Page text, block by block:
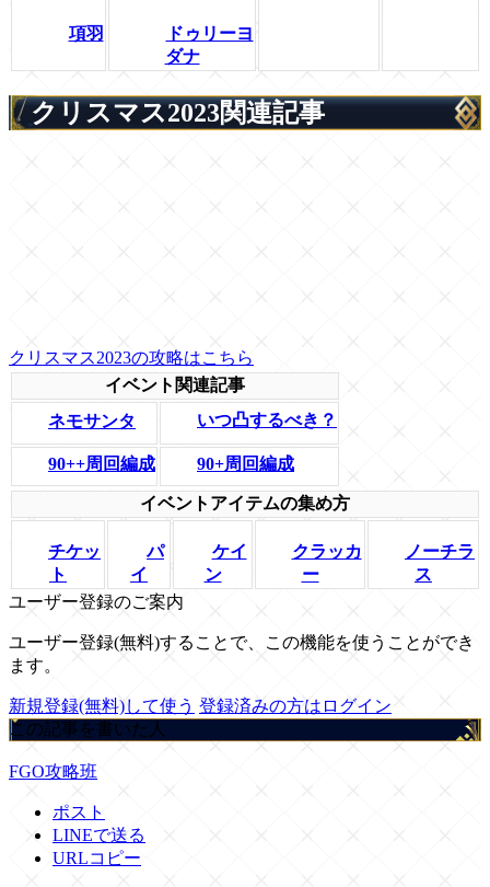
項羽
ドゥリーヨ
ダナ
クリスマス2023関連記事
クリスマス2023の攻略はこちら
イベント関連記事
ネモサンタ
いつ凸するべき？
90++周回編成 90+周回編成
イベントアイテムの集め方
チケッ
ト
パ
イ
ケイ
ン
クラッカ
ー
ノーチラ
ス
ユーザー登録のご案内
ユーザー登録(無料)することで、この機能を使うことができ
ます。
新規登録(無料)して使う 登録済みの方はログイン
この記事を書いた人
FGO攻略班
ポスト
LINEで送る
URLコピー